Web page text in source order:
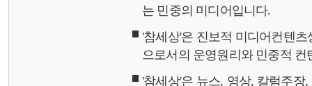
는 민중의 미디어입니다.
'참세상'은 진보적 미디어컨텐
으로서의 운영원리와 민중적
'참세상'은 뉴스, 영상, 칼럼주